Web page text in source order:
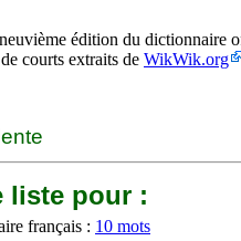
édition du dictionnaire
courts extraits de WikWik.org
liste pour :
français : 10 mots